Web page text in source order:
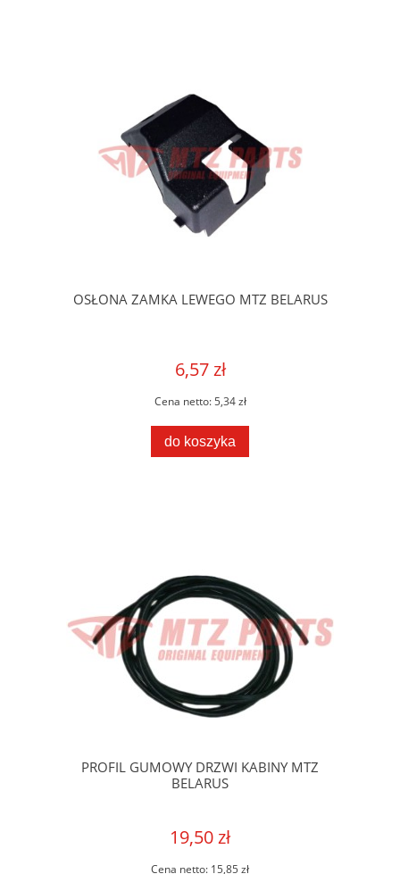
OSŁONA ZAMKA LEWEGO MTZ BELARUS
6,57 zł
Cena netto:5,34 zł
do koszyka
PROFIL GUMOWY DRZWI KABINY MTZ
BELARUS
19,50 zł
Cena netto: 15,85 zł